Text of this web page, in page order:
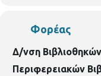
Φορέας
Δ/νση
Περιφερειακών